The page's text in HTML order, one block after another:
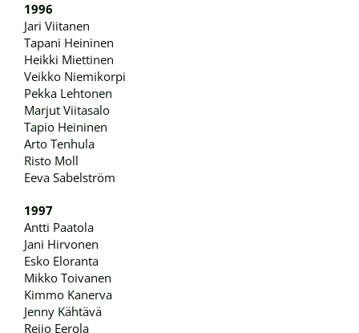
1996
Jari Viitanen
Tapani Heininen
Heikki Miettinen
Veikko Niemikorpi
Pekka Lehtonen
Marjut Viitasalo
Tapio Heininen
Arto Tenhula
Risto Moll
Eeva Sabelström
1997
Antti Paatola
Jani Hirvonen
Esko Eloranta
Mikko Toivanen
Kimmo Kanerva
Jenny Kähtävä
Reijo Eerola